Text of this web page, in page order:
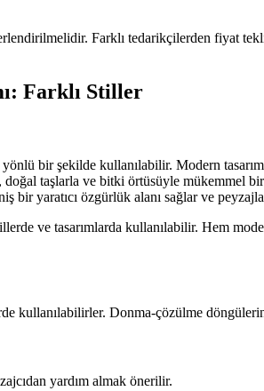
Farklı tedarikçilerden fiyat
Farklı Stiller
bir şekilde kullanılabilir. Modern
taşlarla ve bitki örtüsüyle mükemmel
bir yaratıcı özgürlük alanı sağlar ve
ve tasarımlarda kullanılabilir. Hem
kullanılabilirler. Donma-çözülme
yardım almak önerilir.